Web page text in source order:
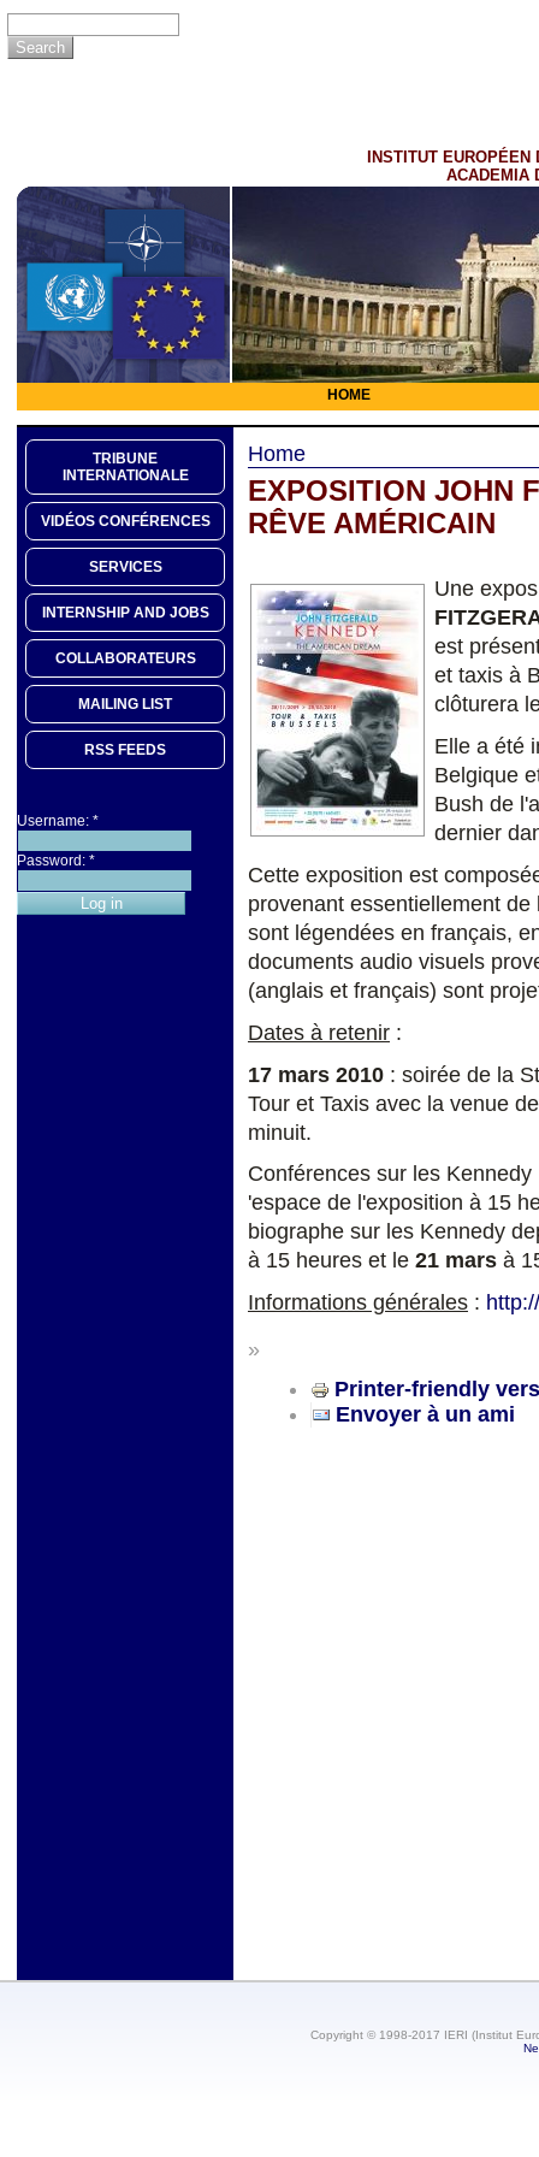
INSTITUT EUROPÉEN
ACADEMIA
HOME
TRIBUNE
INTERNATIONALE
VIDÉOS CONFÉRENCES
SERVICES
INTERNSHIP AND JOBS
COLLABORATEURS
MAILING LIST
RSS FEEDS
Username: *
Password: *
Home
EXPOSITION JOHN
RÊVE AMÉRICAIN
Une
est
et taxis à
clôturera
Elle a été
Belgique
Bush de
dernier
Cette exposition est
provenant essentiellement
sont légendées en français,
documents audio visuels
(anglais et français) sont
Dates à retenir :
17 mars 2010 : soirée de la
Tour et Taxis avec la venue
minuit.
Conférences sur les
'espace de l'exposition à 15
biographe sur les Kennedy
à 15 heures et le 21 mars à
Informations générales :
»
Printer-friendly
Envoyer à un ami
Copyright © 1998-2017 IERI (Institut